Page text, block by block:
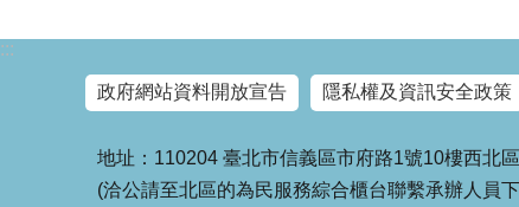
:::
政府網站資料開放宣告 隱私權及資訊安全政策
地址：110204 臺北市信義區市府路1號10樓西北區
(洽公請至北區的為民服務綜合櫃台聯繫承辦人員